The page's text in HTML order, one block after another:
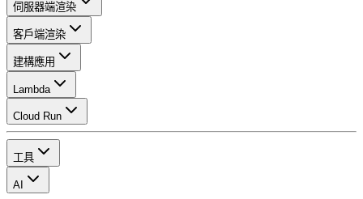
伺服器端渲染
客戶端渲染
建構應用
Lambda
Cloud Run
工具
AI